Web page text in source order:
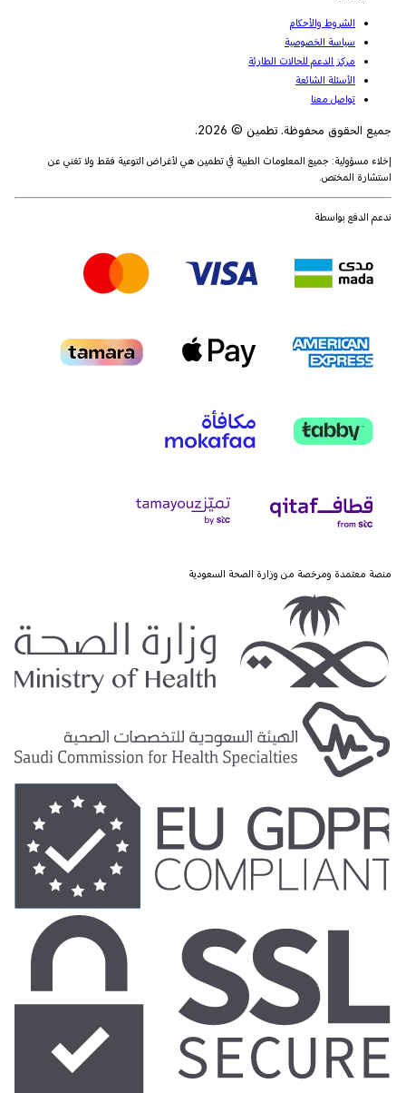
الشروط والأحكام
سياسة الخصوصية
مركز الدعم للحالات الطارئة
الأسئلة الشائعة
تواصل معنا
جميع الحقوق محفوظة. تطمين © 2026.
إخلاء مسؤولية: جميع المعلومات الطبية في تطمين هي لأغراض التوعية فقط ولا تغني عن
استشارة المختص.
ندعم الدفع بواسطة
منصة معتمدة ومرخصة من وزارة الصحة السعودية